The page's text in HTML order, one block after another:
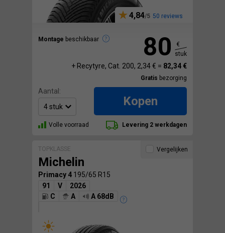
4,84 50 reviews
Montage beschikbaar 80
€
stuk
+ Recytyre, Cat. 200, 2,34 € = 82,34 €
Gratis bezorging
Aantal:
Kopen
Volle voorraad Levering 2 werkdagen
TOPKLASSE
Michelin
Primacy 4 195/65 R15
91
V
2026
C
A A 68dB
Vergelijken